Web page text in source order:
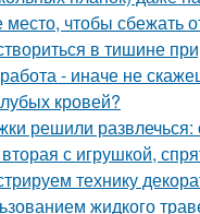
чтобы сбежать
в тишине
- иначе не
кровей?
решили развлечься:
с игрушкой,
технику
жидкого